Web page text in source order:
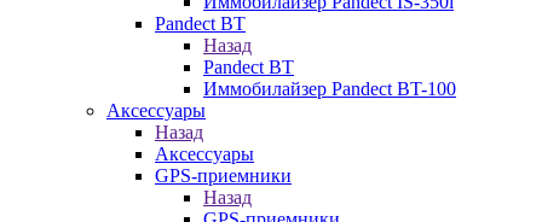
Pandect BT
Назад
Pandect BT
Иммобилайзер Pandect BT-100
Аксессуары
Назад
Аксессуары
GPS-приемники
Назад